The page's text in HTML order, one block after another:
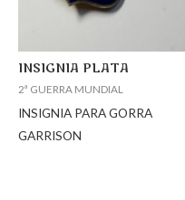
INSIGNIA PLATA
2ª GUERRA MUNDIAL
INSIGNIA PARA GORRA
GARRISON